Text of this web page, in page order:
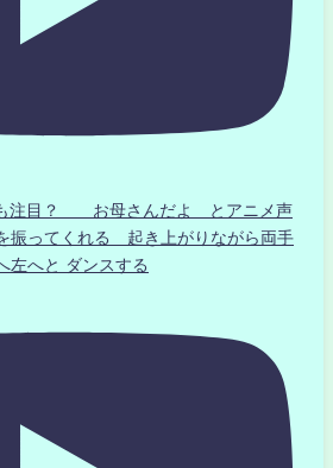
も注目？ お母さんだよ とアニメ声
振ってくれる 起き上がりながら両手
へと ダンスする